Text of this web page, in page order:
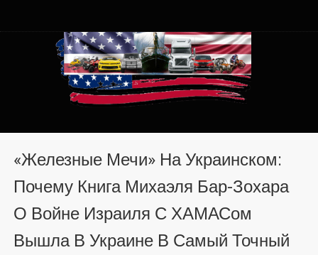
Хмельницком от auto.km.ua
«Железные Мечи» На Украинском:
Почему Книга Михаэля Бар-Зохара
О Войне Израиля С ХАМАСом
Вышла В Украине В Самый Точный